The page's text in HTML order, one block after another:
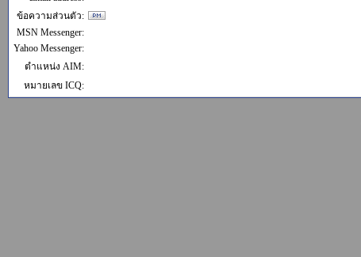
ข้อความส่วนตัว:
MSN Messenger:
Yahoo Messenger:
ตำแหน่ง AIM:
หมายเลข ICQ: